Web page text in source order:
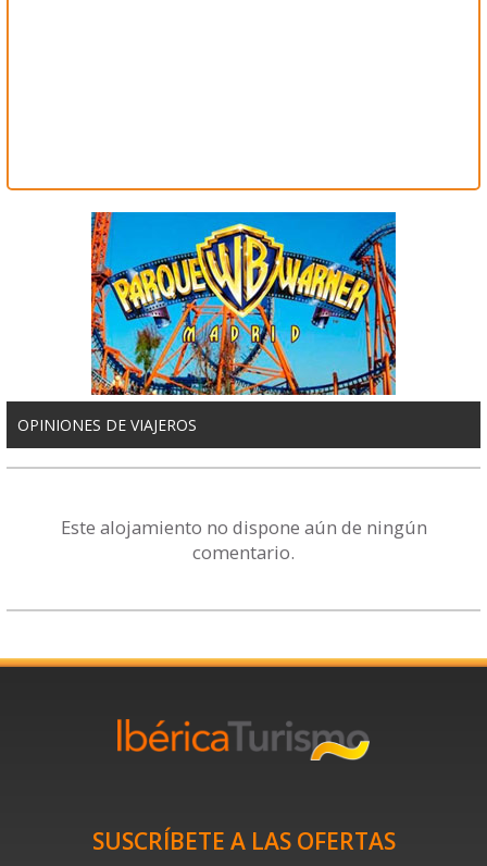
OPINIONES DE VIAJEROS
Este alojamiento no dispone aún de ningún
comentario.
SUSCRÍBETE A LAS OFERTAS